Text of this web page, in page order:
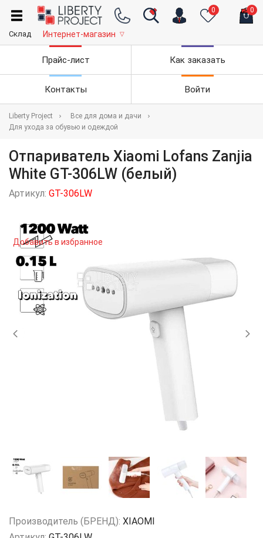
0 0
Склад Интернет-магазин ▽
Прайс-лист Как заказать
Контакты Войти
Liberty Project
Все для дома и дачи
Для ухода за обувью и одеждой
Отпариватель Xiaomi Lofans Zanjia
White GT-306LW (белый)
Артикул: GT-306LW
Добавить в избранное
Производитель (БРЕНД): XIAOMI